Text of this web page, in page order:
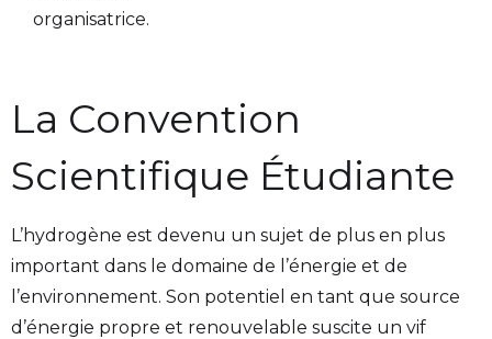
organisatrice.
La Convention
Scientifique Étudiante
L’hydrogène est devenu un sujet de plus en plus
important dans le domaine de l’énergie et de
l’environnement. Son potentiel en tant que source
d’énergie propre et renouvelable suscite un vif